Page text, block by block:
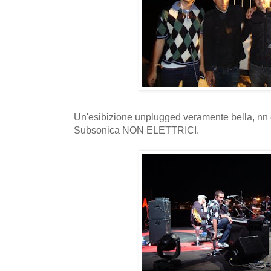
Un'esibizione unplugged veramente bella,
Subsonica NON ELETTRICI.